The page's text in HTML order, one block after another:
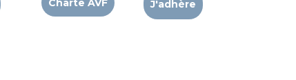
Charte AVF J'adhère